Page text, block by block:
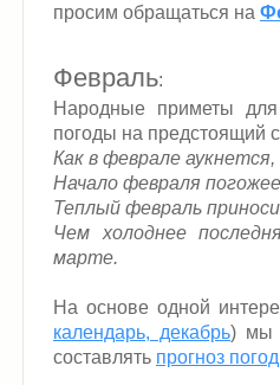
просим обращаться на
Февраль:
Народные приметы
погоды на предстоящий
Как в феврале
Начало февраля
Теплый февраль
Чем холоднее
марте.
На основе одной
календарь, декабрь) мы
составлять прогноз